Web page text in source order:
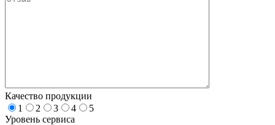
Качество продукции
1
2 3 4
5
Уровень сервиса